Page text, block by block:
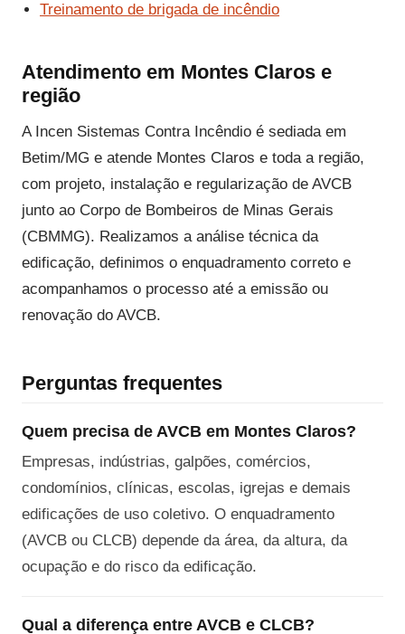
Treinamento de brigada de incêndio
Atendimento em Montes Claros e
região
A Incen Sistemas Contra Incêndio é sediada em
Betim/MG e atende Montes Claros e toda a região,
com projeto, instalação e regularização de AVCB
junto ao Corpo de Bombeiros de Minas Gerais
(CBMMG). Realizamos a análise técnica da
edificação, definimos o enquadramento correto e
acompanhamos o processo até a emissão ou
renovação do AVCB.
Perguntas frequentes
Quem precisa de AVCB em Montes Claros?
Empresas, indústrias, galpões, comércios,
condomínios, clínicas, escolas, igrejas e demais
edificações de uso coletivo. O enquadramento
(AVCB ou CLCB) depende da área, da altura, da
ocupação e do risco da edificação.
Qual a diferença entre AVCB e CLCB?